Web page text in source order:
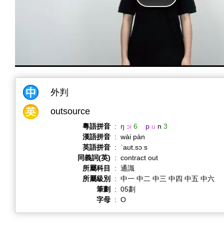
外判
outsource
粵語拼音 : ŋ ɔi 6 p u n 3
漢語拼音 : wài pàn
英語拼音 :
ˈaʊt.sɔːs
同義詞(英)
: contract out
所屬科目
: 通識
所屬級別
: 中一 中二 中三 中四 中五 中六
筆劃
: 05劃
字母 : O